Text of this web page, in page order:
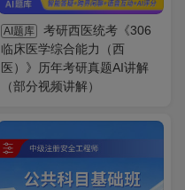
AI题库
考研西医统考《306
临床医学综合能力（西
医）》历年考研真题AI讲解
（部分视频讲解）